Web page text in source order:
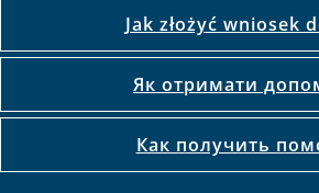
Jak złożyć wniosek
Як отримати
Как получить